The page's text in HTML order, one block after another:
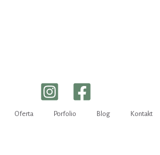
Oferta Porfolio Blog Kontakt